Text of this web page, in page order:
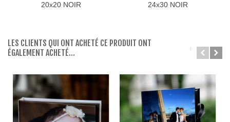
20x20 NOIR
24x30 NOIR
LES CLIENTS QUI ONT ACHETÉ CE PRODUIT ONT
ÉGALEMENT ACHETÉ...